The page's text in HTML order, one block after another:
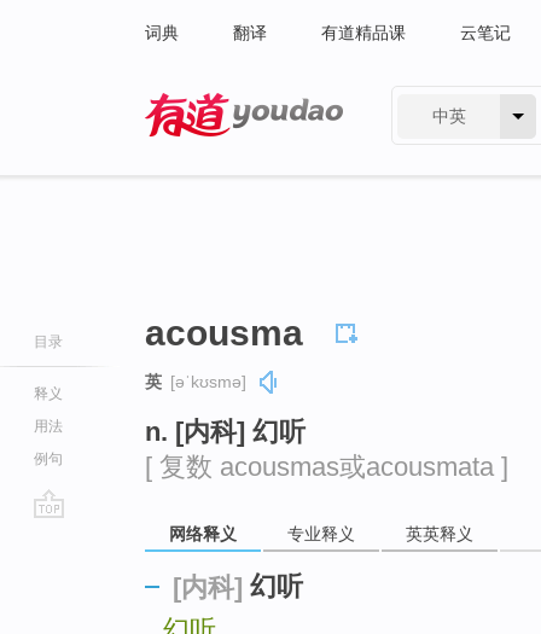
词典 翻译 有道精品课 云笔记
中英
目录
释义
用法
例句
acousma
英 [əˈkʊsmə]
n. [内科] 幻听
[ 复数 acousmas或acousmata ]
网络释义 专业释义 英英释义
[内科] 幻听